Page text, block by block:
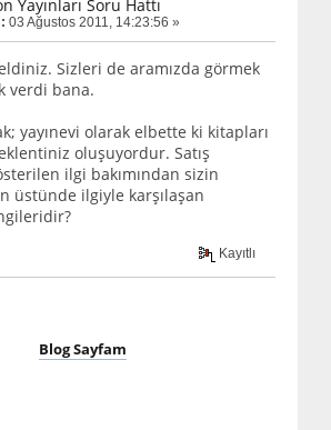
Yayınları Soru Hattı
03 Ağustos 2011, 14:23:56 »
Sizleri de aramızda görmek
verdi bana.
yayınevi olarak elbette ki kitapları
oluşuyordur. Satış
ilgi bakımından sizin
üstünde ilgiyle karşılaşan
Kayıtlı
Blog Sayfam